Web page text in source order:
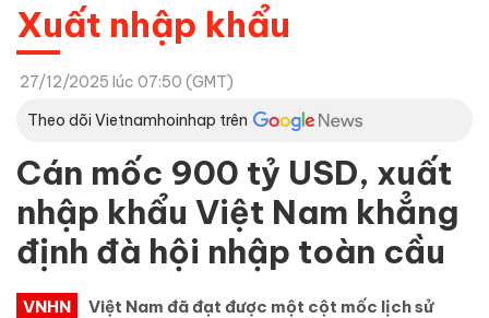
Xuất nhập khẩu
27/12/2025 lúc 07:50 (GMT)
Theo dõi Vietnamhoinhap trên
Cán mốc 900 tỷ USD, xuất
nhập khẩu Việt Nam khẳng
định đà hội nhập toàn cầu
VNHN
Việt Nam đã đạt được một cột mốc lịch sử